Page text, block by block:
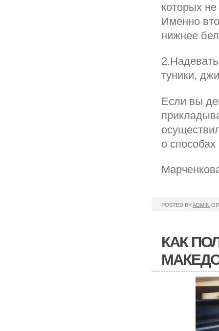
которых
Именно
нижнее
туники,
Если вы
о
POSTED BYADMIN
КАК